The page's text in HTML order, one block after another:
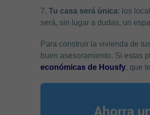
7. Tu casa será única: los
será, sin lugar a dudas, un
Para construir la vivienda de
buen asesoramiento. Si estas
económicas de Housfy, que